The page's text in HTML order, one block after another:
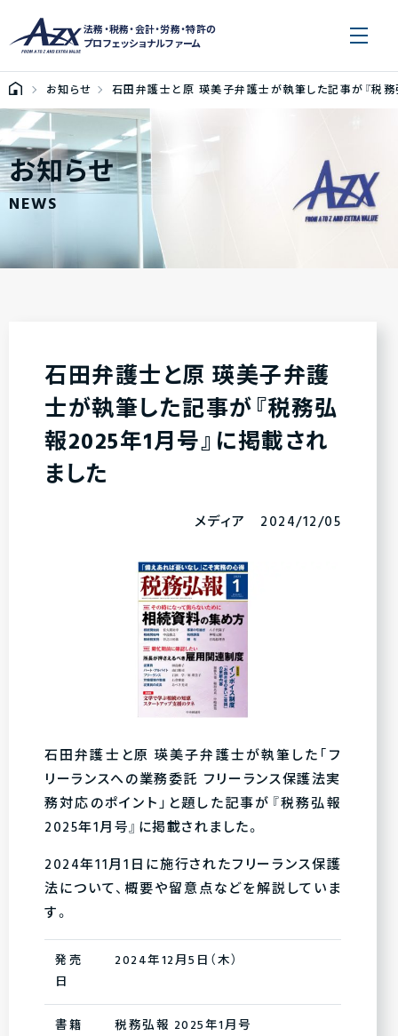
法務・税務・会計・労務・特許の
プロフェッショナルファーム
お知らせ 石田弁護士と原 瑛美子弁護士が執筆した記事が『税
お知らせ
NEWS
石田弁護士と原 瑛美子弁護
士が執筆した記事が『税務弘
報2025年1月号』に掲載され
ました
メディア 2024/12/05
石田弁護士と原 瑛美子弁護士が執筆した「フ
リーランスへの業務委託 フリーランス保護法実
務対応のポイント」と題した記事が『税務弘報
2025年1月号』に掲載されました。
2024年11月1日に施行されたフリーランス保護
法について、概要や留意点などを解説していま
す。
発売
日
2024年12月5日（木）
書籍
税務弘報 2025年1月号